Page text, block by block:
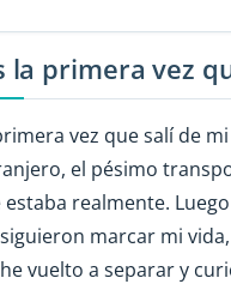
la primera vez
vez que salí de
el pésimo
estaba realmente.
marcar mi
vuelto a separar y